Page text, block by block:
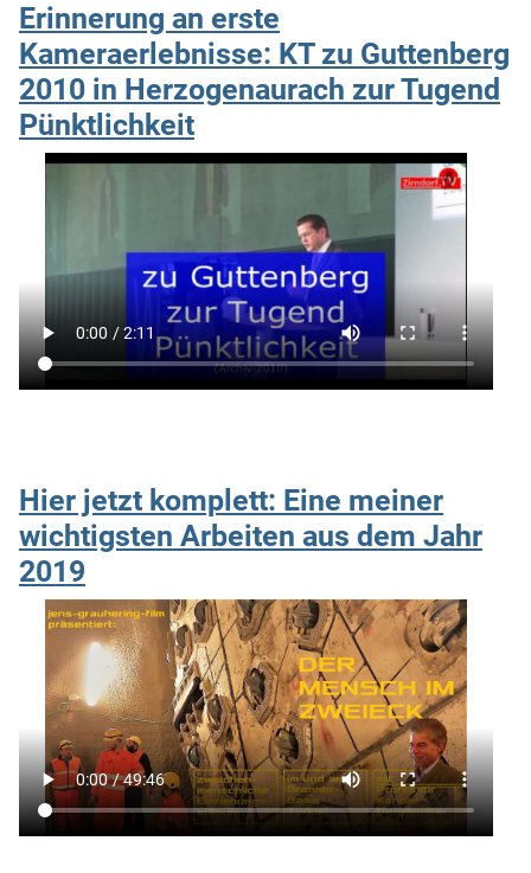
Erinnerung an erste
Kameraerlebnisse: KT zu Guttenberg
2010 in Herzogenaurach zur Tugend
Pünktlichkeit
Hier jetzt komplett: Eine meiner
wichtigsten Arbeiten aus dem Jahr
2019